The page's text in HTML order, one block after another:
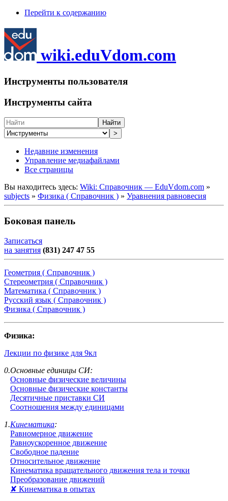
Перейти к содержанию
wiki.eduVdom.com
Инструменты пользователя
Инструменты сайта
Найти
>
Недавние изменения
Управление медиафайлами
Все страницы
Вы находитесь здесь: Wiki: Справочник — EduVdom.com »
subjects » Физика ( Справочник ) » Уравнения равновесия
Боковая панель
Записаться
на занятия (831) 247 47 55
Геометрия ( Справочник )
Стереометрия ( Справочник )
Математика ( Справочник )
Русский язык ( Справочник )
Физика ( Справочник )
Физика:
Лекции по физике для 9кл
0.Основные единицы СИ:
Основные физические величины
Основные физические константы
Десятичные приставки СИ
Соотношения между единицами
1.Кинематика:
Равномерное движение
Равноускоренное движение
Свободное падение
Относительное движение
Кинематика вращательного движения тела и точки
Преобразование движений
✘ Кинематика в опытах